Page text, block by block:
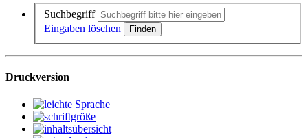
Suchbegriff
Eingaben löschen
Druckversion